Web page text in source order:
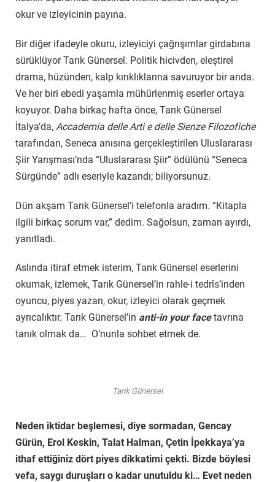
okur ve izleyicinin payına.
Bir diğer ifadeyle okuru, izleyiciyi çağrışımlar girdabına
sürüklüyor Tarık Günersel. Politik hicivden, eleştirel
drama, hüzünden, kalp kırıklıklarına savuruyor bir anda.
Ve her biri ebedi yaşamla mühürlenmiş eserler ortaya
koyuyor. Daha birkaç hafta önce, Tarık Günersel
İtalya’da, Accademia delle Arti e delle Sienze Filozofiche
tarafından, Seneca anısına gerçekleştirilen Uluslararası
Şiir Yarışması’nda “Uluslararası Şiir” ödülünü “Seneca
Sürgünde” adlı eseriyle kazandı; biliyorsunuz.
Dün akşam Tarık Günersel’i telefonla aradım. “Kitapla
ilgili birkaç sorum var,” dedim. Sağolsun, zaman ayırdı,
yanıtladı.
Aslında itiraf etmek isterim, Tarık Günersel eserlerini
okumak, izlemek, Tarık Günersel’in rahle-i tedrîs’inden
oyuncu, piyes yazarı, okur, izleyici olarak geçmek
ayrıcalıktır. Tarık Günersel’in anti-in your facetavrına
tanık olmak da… O’nunla sohbet etmek de.
Tarık Günersel
Neden iktidar beşlemesi, diye sormadan, Gencay
Gürün, Erol Keskin, Talat Halman, Çetin İpekkaya’ya
ithaf ettiğiniz dört piyes dikkatimi çekti. Bizde böylesi
vefa, saygı duruşları o kadar unutuldu ki… Evet neden